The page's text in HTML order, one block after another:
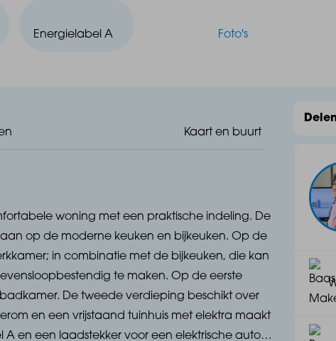
Foto's
Energielabel A
Kaart en buurt
woning met een praktische indeling. De
op de moderne keuken en bijkeuken. Op de
in combinatie met de bijkeuken, die kan
te maken. Op de eerste
De tweede verdieping beschikt over
en een vrijstaand tuinhuis met elektra maakt
en een laadstekker voor een elektrische auto is